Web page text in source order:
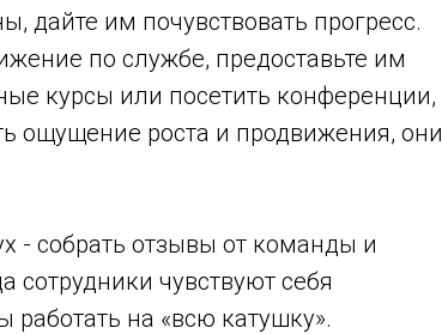
дайте им почувствовать прогресс.
по службе, предоставьте им
курсы или посетить конференции,
ощущение роста и продвижения, они
- собрать отзывы от команды и
сотрудники чувствуют себя
на «всю катушку».